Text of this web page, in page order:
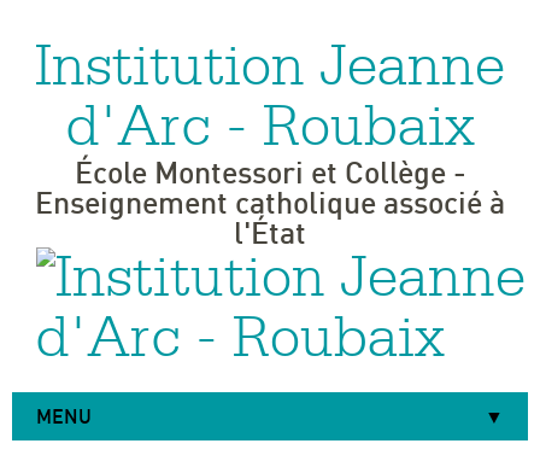
Outils
personnels
Institution Jeanne
d'Arc - Roubaix
École Montessori et Collège -
Enseignement catholique associé à
l'État
MENU